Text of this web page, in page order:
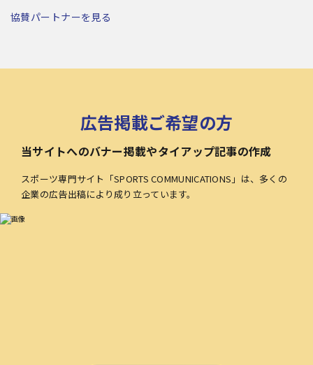
協賛パートナーを見る
広告掲載ご希望の方
当サイトへのバナー掲載やタイアップ記事の作成
スポーツ専門サイト「SPORTS COMMUNICATIONS」は、多くの
企業の広告出稿により成り立っています。